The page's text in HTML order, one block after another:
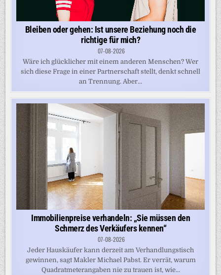
Bleiben oder gehen: Ist unsere Beziehung noch die
richtige für mich?
07-08-2026
Wäre ich glücklicher mit einem anderen Menschen? Wer
sich diese Frage in einer Partnerschaft stellt, denkt schnell
an Trennung. Aber...
Immobilienpreise verhandeln: „Sie müssen den
Schmerz des Verkäufers kennen“
07-08-2026
Jeder Hauskäufer kann derzeit am Verhandlungstisch
gewinnen, sagt Makler Michael Pabst. Er verrät, warum
Quadratmeterangaben nie zu trauen ist, wie...